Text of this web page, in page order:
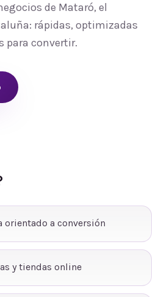
de Mataró, el
rápidas, optimizadas
para convertir.
orientado a conversión
y tiendas online